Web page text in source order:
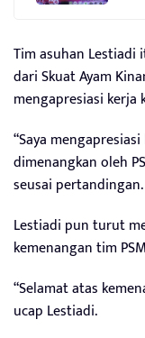
Tim asuhan Lestiadi
dari Skuat Ayam
mengapresiasi
“Saya
dimenangkan oleh
seusai pertandingan.
Lestiadi pun turut
kemenangan tim
“Selamat atas
ucap Lestiadi.